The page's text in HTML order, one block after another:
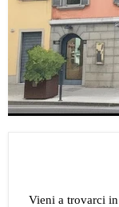
Vieni a trovarci in